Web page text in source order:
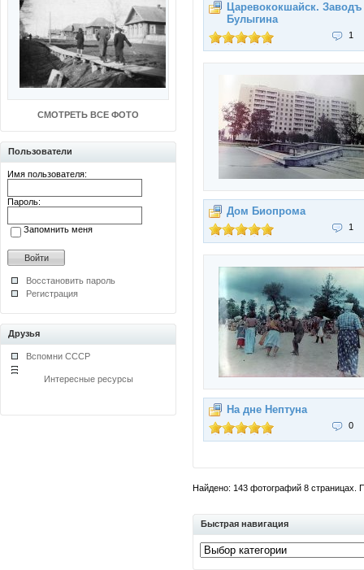
СМОТРЕТЬ ВСЕ ФОТО
Пользователи
Имя пользователя:
Пароль:
Запомнить меня
Восстановить пароль
Регистрация
Друзья
Вспомни СССР
Интересные ресурсы
Царевококшайск. Заводъ
Булыгина
1
Дом Биопрома
1
На дне Нептуна
0
Найдено: 143 фотографий 8 страницах.
Быстрая навигация